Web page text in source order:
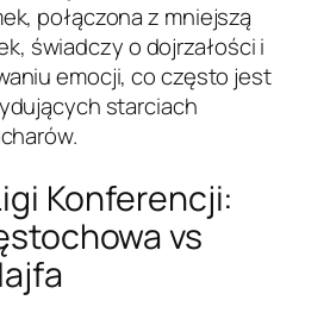
połączona z mniejszą
świadczy o dojrzałości i
emocji, co często jest
starciach
Konferencji:
vs